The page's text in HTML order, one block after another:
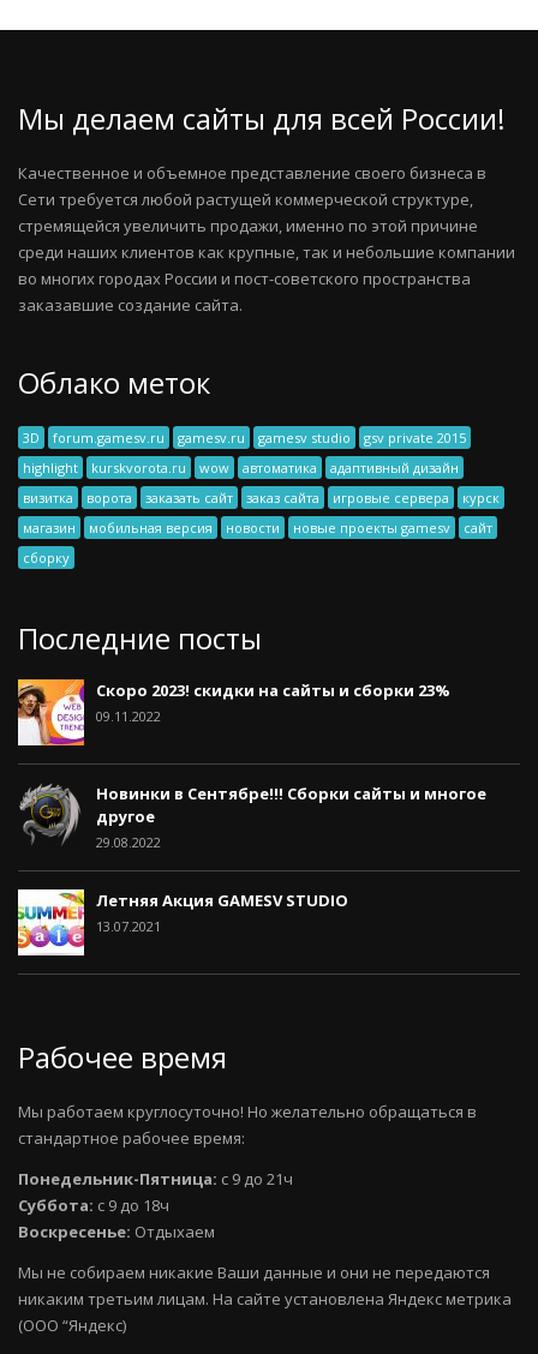
Мы делаем сайты для всей России!
Качественное и объемное представление своего бизнеса в
Сети требуется любой растущей коммерческой структуре,
стремящейся увеличить продажи, именно по этой причине
среди наших клиентов как крупные, так и небольшие компании
во многих городах России и пост-советского пространства
заказавшие создание сайта.
Облако меток
3D forum.gamesv.ru gamesv.ru gamesv studio
gsv private 2015
highlight
kurskvorota.ru wow автоматика
адаптивный дизайн
визитка
ворота заказать сайт заказ сайта игровые сервера
курск
магазин
мобильная версия новости новые проекты gamesv
сайт
сборку
Последние посты
Скоро 2023! скидки на сайты и сборки 23%
09.11.2022
Новинки в Сентябре!!! Сборки сайты и многое
другое
29.08.2022
Летняя Акция GAMESV STUDIO
13.07.2021
Рабочее время
Мы работаем круглосуточно! Но желательно обращаться в
стандартное рабочее время:
Понедельник-Пятница: с 9 до 21ч
Суббота: с 9 до 18ч
Воскресенье: Отдыхаем
Мы не собираем никакие Ваши данные и они не передаются
никаким третьим лицам. На сайте установлена Яндекс метрика
(ООО “Яндекс)